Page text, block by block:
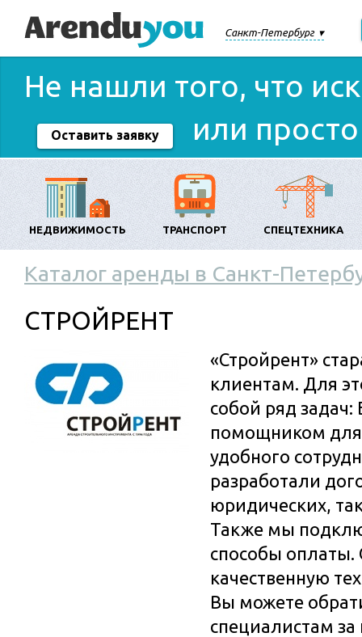
Санкт-Петербург
Не нашли того, что
Оставить заявку или
НЕДВИЖИМОСТЬ ТРАНСПОРТ СПЕЦТЕХНИКА
Каталог аренды в Санкт-
СТРОЙРЕНТ
«Стройрент»
клиентам. Для
собой ряд
помощником для
удобного
разработали
юридических,
Также мы
способы оплаты.
качественную
Вы можете
специалистам за